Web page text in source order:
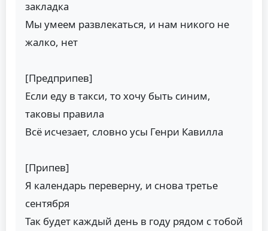
закладка
Мы умеем развлекаться, и нам никого не
жалко, нет
[Предприпев]
Если еду в такси, то хочу быть синим,
таковы правила
Всё исчезает, словно усы Генри Кавилла
[Припев]
Я календарь переверну, и снова третье
сентября
Так будет каждый день в году рядом с тобой